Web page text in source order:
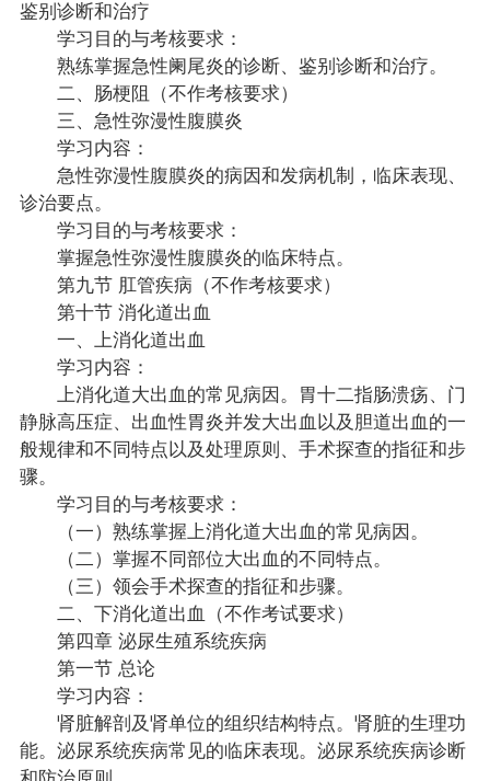
鉴别诊断和治疗
学习目的与考核要求：
熟练掌握急性阑尾炎的诊断、鉴别诊断和治疗。
二、肠梗阻（不作考核要求）
三、急性弥漫性腹膜炎
学习内容：
急性弥漫性腹膜炎的病因和发病机制，临床表现、
诊治要点。
学习目的与考核要求：
掌握急性弥漫性腹膜炎的临床特点。
第九节 肛管疾病（不作考核要求）
第十节 消化道出血
一、上消化道出血
学习内容：
上消化道大出血的常见病因。胃十二指肠溃疡、门
静脉高压症、出血性胃炎并发大出血以及胆道出血的一
般规律和不同特点以及处理原则、手术探查的指征和步
骤。
学习目的与考核要求：
（一）熟练掌握上消化道大出血的常见病因。
（二）掌握不同部位大出血的不同特点。
（三）领会手术探查的指征和步骤。
二、下消化道出血（不作考试要求）
第四章 泌尿生殖系统疾病
第一节 总论
学习内容：
肾脏解剖及肾单位的组织结构特点。肾脏的生理功
能。泌尿系统疾病常见的临床表现。泌尿系统疾病诊断